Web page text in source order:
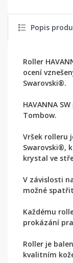
Popis
Roller
ocení
Swarovski®.
HAVANNA
Tombow.
Vršek rolleru
Swarovski®,
krystal ve
V závislosti
možné
Každému
prokázání
Roller je
kvalitním